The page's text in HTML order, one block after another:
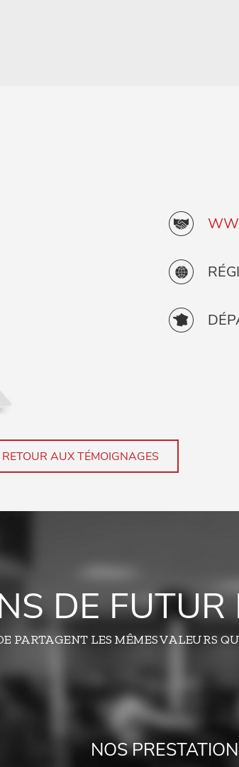
RETOUR AUX TÉMOIGNAGES
DE
PARTAGENT LES MÊMES VALEURS
NOS